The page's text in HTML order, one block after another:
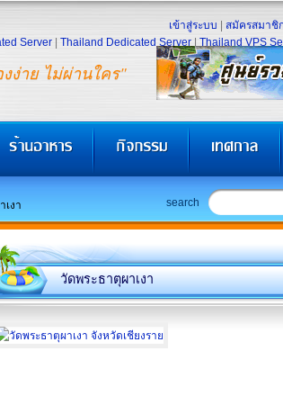
ง่าย ไม่ผ่านใคร"
เข้าสู่ระบบ สมัครสมาชิ
Server
Thailand Dedicated Server Thailand VPS
เงา search
วัดพระธาตุผาเงา